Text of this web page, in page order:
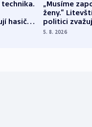
technika.
hasiči z
„Musíme
ženy.“
politici
dohodu o
5. 8. 2026